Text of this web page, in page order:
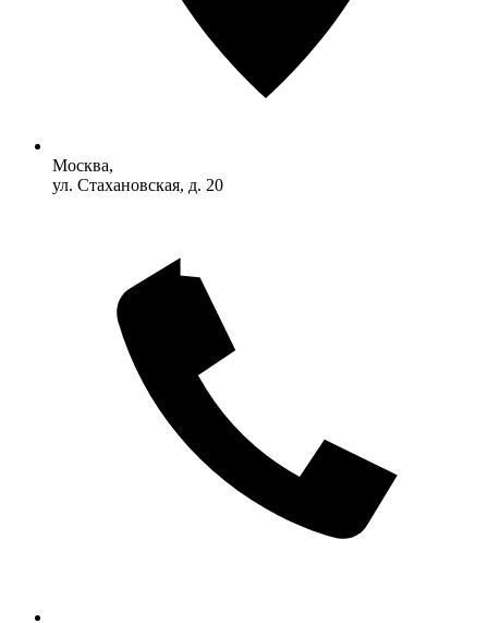
Москва,
ул. Стахановская, д. 20